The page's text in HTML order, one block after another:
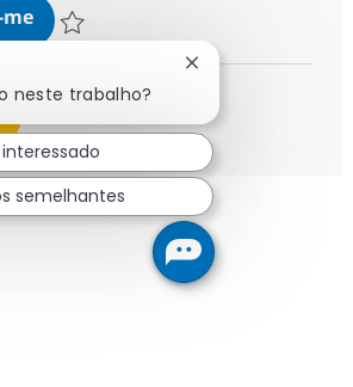
(Senior) Consultant SAP Security
Guardar (Senior) Consultant SAP
neste trabalho?
Fechar
semelhantes